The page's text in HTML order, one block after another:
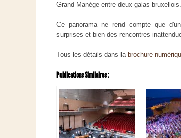
Grand Manège entre deux galas
Ce panorama ne rend compte que
surprises et bien des rencontres
Tous les détails dans la brochure
Publications Similaires :